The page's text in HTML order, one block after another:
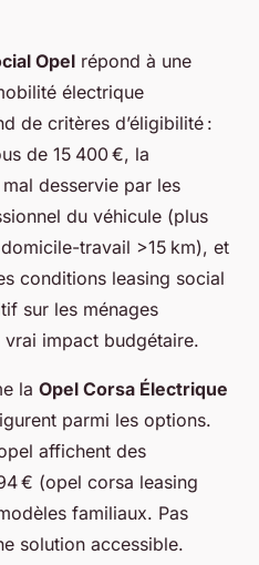
Opel répond à une
électrique
de critères d’éligibilité :
de 15 400 €, la
desservie par les
du véhicule (plus
travail >15 km), et
conditions leasing social
sur les ménages
impact budgétaire.
la Opel Corsa Électrique
parmi les options.
affichent des
€ (opel corsa leasing
familiaux. Pas
solution accessible.